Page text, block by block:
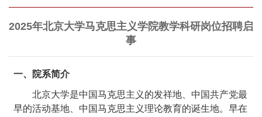
2025年北京大学马克思主义学院教学科研岗位招聘启
事
一、院系简介
北京大学是中国马克思主义的发祥地、中国共产党最
早的活动基地、中国马克思主义理论教育的诞生地。早在